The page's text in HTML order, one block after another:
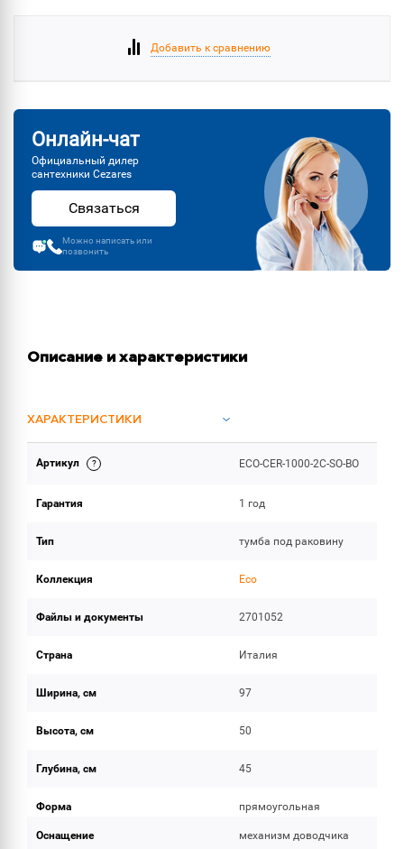
Добавить к сравнению
Онлайн-чат
Официальный дилер
сантехники Cezares
Связаться
Можно написать или
позвонить
Описание и характеристики
ХАРАКТЕРИСТИКИ
ИНСТРУКЦИИ И ДОКУМЕНТАЦИЯ
Артикул ECO-CER-1000-2C-SO-BO
Гарантия 1 год
Тип тумба под раковину
Коллекция Eco
Файлы и документы 2701052
Страна Италия
Ширина, см 97
Высота, см 50
Глубина, см 45
Форма прямоугольная
Оснащение механизм доводчика